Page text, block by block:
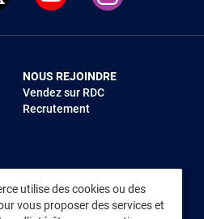
utilise des cookies ou des
vous proposer des services et
NOUS REJOINDRE
Vendez sur RDC
Recrutement